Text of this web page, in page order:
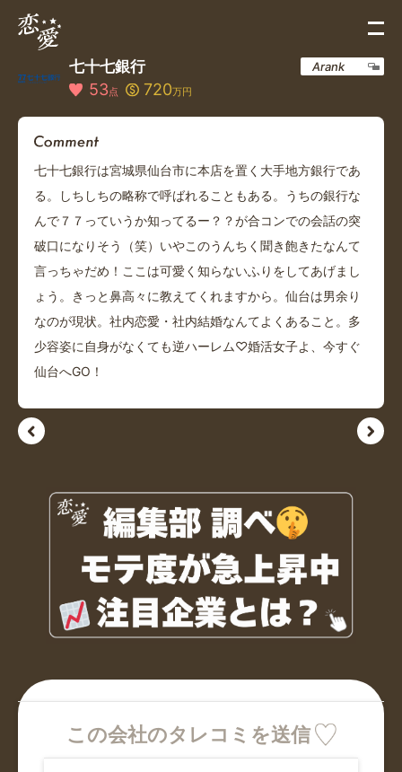
七十七銀行
53点 720万円
Arank
七十七銀行は宮城県仙台市に本店を置く大手地方銀行であ
る。しちしちの略称で呼ばれることもある。うちの銀行な
んで７７っていうか知ってるー？？が合コンでの会話の突
破口になりそう（笑）いやこのうんちく聞き飽きたなんて
言っちゃだめ！ここは可愛く知らないふりをしてあげまし
ょう。きっと鼻高々に教えてくれますから。仙台は男余り
なのが現状。社内恋愛・社内結婚なんてよくあること。多
少容姿に自身がなくても逆ハーレム♡婚活女子よ、今すぐ
仙台へGO！
この会社のタレコミを送信